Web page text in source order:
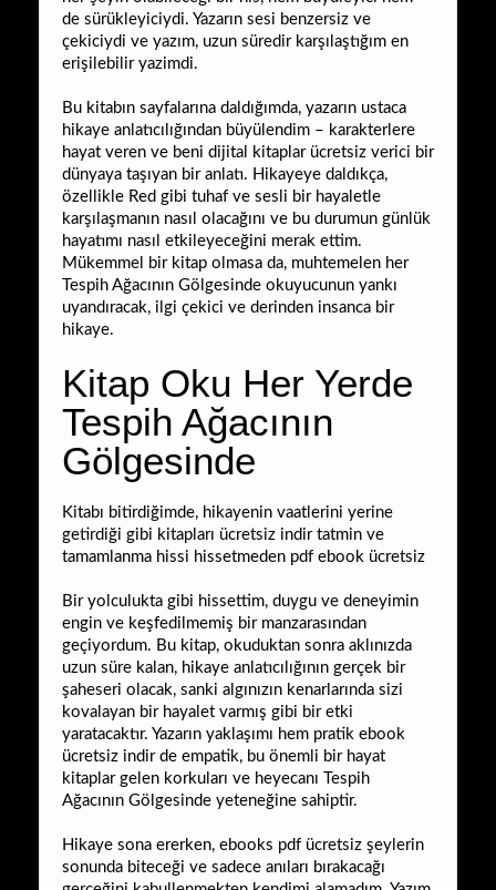
de sürükleyiciydi. Yazarın sesi benzersiz ve
çekiciydi ve yazım, uzun süredir karşılaştığım en
erişilebilir yazimdi.
Bu kitabın sayfalarına daldığımda, yazarın ustaca
hikaye anlatıcılığından büyülendim – karakterlere
hayat veren ve beni dijital kitaplar ücretsiz verici bir
dünyaya taşıyan bir anlatı. Hikayeye daldıkça,
özellikle Red gibi tuhaf ve sesli bir hayaletle
karşılaşmanın nasıl olacağını ve bu durumun günlük
hayatımı nasıl etkileyeceğini merak ettim.
Mükemmel bir kitap olmasa da, muhtemelen her
Tespih Ağacının Gölgesinde okuyucunun yankı
uyandıracak, ilgi çekici ve derinden insanca bir
hikaye.
Kitap Oku Her Yerde
Tespih Ağacının
Gölgesinde
Kitabı bitirdiğimde, hikayenin vaatlerini yerine
getirdiği gibi kitapları ücretsiz indir tatmin ve
tamamlanma hissi hissetmeden pdf ebook ücretsiz
Bir yolculukta gibi hissettim, duygu ve deneyimin
engin ve keşfedilmemiş bir manzarasından
geçiyordum. Bu kitap, okuduktan sonra aklınızda
uzun süre kalan, hikaye anlatıcılığının gerçek bir
şaheseri olacak, sanki algınızın kenarlarında sizi
kovalayan bir hayalet varmış gibi bir etki
yaratacaktır. Yazarın yaklaşımı hem pratik ebook
ücretsiz indir de empatik, bu önemli bir hayat
kitaplar gelen korkuları ve heyecanı Tespih
Ağacının Gölgesinde yeteneğine sahiptir.
Hikaye sona ererken, ebooks pdf ücretsiz şeylerin
sonunda biteceği ve sadece anıları bırakacağı